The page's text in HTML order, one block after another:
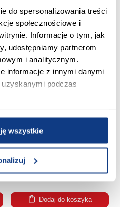
do spersonalizowania treści
społecznościowe i
Informacje o tym, jak
udostępniamy partnerom
i analitycznym.
informacje z innymi danymi
podczas
wszystkie
Dodaj do koszyka
PORÓWNAJ
Dodaj do koszyka